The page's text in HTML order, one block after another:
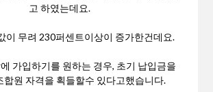
고 하였는데요.
이 무려 230퍼센트이상이 증가한건데요.
가입하기를 원하는 경우, 초기 납입금을
합원 자격을 획들할수 있다고했습니다.